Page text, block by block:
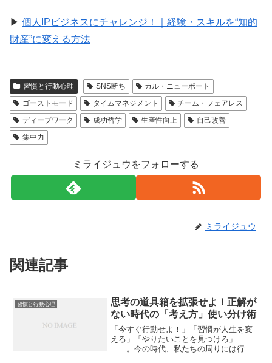
▶︎ 個人IPビジネスにチャレンジ！｜経験・スキルを“知的
財産”に変える方法
習慣と行動心理 SNS断ち
カル・ニューポート
ゴーストモード
タイムマネジメント
チーム・フェアレス
ディープワーク
成功哲学 生産性向上
自己改善
集中力
ミライジュウをフォローする
ミライジュウ
関連記事
習慣と行動心理
思考の道具箱を拡張せよ！正解が
ない時代の「考え方」使い分け術
「今すぐ行動せよ！」「習慣が人生を変
える」「やりたいことを見つけろ」
……。今の時代、私たちの周りには行動